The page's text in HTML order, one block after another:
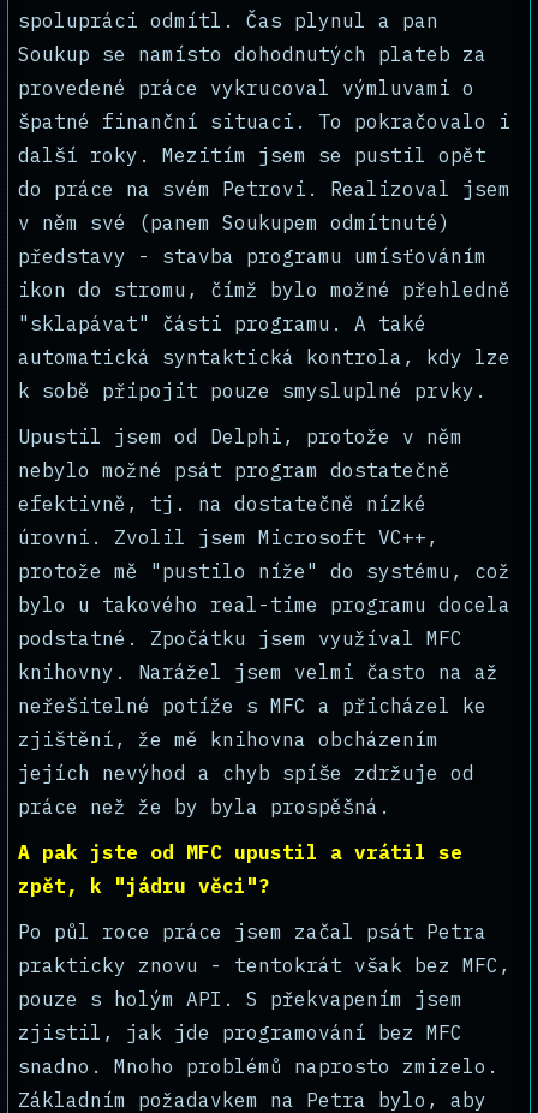
spolupráci odmítl. Čas plynul a pan
Soukup se namísto dohodnutých plateb za
provedené práce vykrucoval výmluvami o
špatné finanční situaci. To pokračovalo i
další roky. Mezitím jsem se pustil opět
do práce na svém Petrovi. Realizoval jsem
v něm své (panem Soukupem odmítnuté)
představy - stavba programu umísťováním
ikon do stromu, čímž bylo možné přehledně
"sklapávat" části programu. A také
automatická syntaktická kontrola, kdy lze
k sobě připojit pouze smysluplné prvky.
Upustil jsem od Delphi, protože v něm
nebylo možné psát program dostatečně
efektivně, tj. na dostatečně nízké
úrovni. Zvolil jsem Microsoft VC++,
protože mě "pustilo níže" do systému, což
bylo u takového real-time programu docela
podstatné. Zpočátku jsem využíval MFC
knihovny. Narážel jsem velmi často na až
neřešitelné potíže s MFC a přicházel ke
zjištění, že mě knihovna obcházením
jejích nevýhod a chyb spíše zdržuje od
práce než že by byla prospěšná.
A pak jste od MFC upustil a vrátil se
zpět, k "jádru věci"?
Po půl roce práce jsem začal psát Petra
prakticky znovu - tentokrát však bez MFC,
pouze s holým API. S překvapením jsem
zjistil, jak jde programování bez MFC
snadno. Mnoho problémů naprosto zmizelo.
Základním požadavkem na Petra bylo, aby